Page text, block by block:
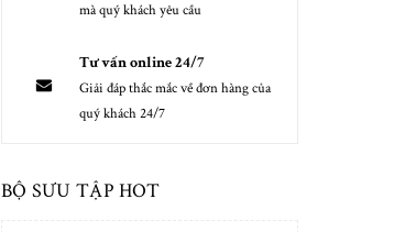
mà quý khách yêu cầu
Tư vấn online 24/7
Giải đáp thắc mắc về đơn hàng của
quý khách 24/7
BỘ SƯU TẬP HOT